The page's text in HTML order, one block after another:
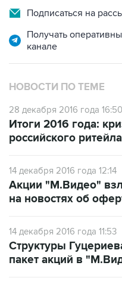
Подписаться на
Получать
канале
НОВОСТИ ПО ТЕМЕ
28 декабря 2016 года 16:50
Итоги 2016 года:
российского ритейла
14 декабря 2016 года 12:14
Акции "М.Видео"
на новостях об
14 декабря 2016 года 11:53
Структуры
пакет акций в